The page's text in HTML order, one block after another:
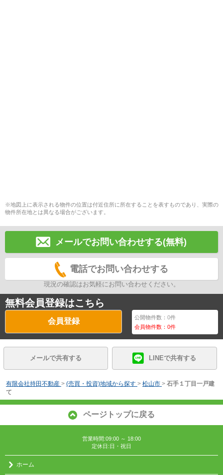
※地図上に表示される物件の位置は付近住所に所在することを表すものであり、実際の
物件所在地とは異なる場合がございます。
メールでお問い合わせする(無料)
電話でお問い合わせする
現況の確認はお気軽にお問い合わせください。
無料会員登録はこちら
会員登録 公開物件数：0件
会員物件数：0件
メールで共有する LINEで共有する
有限会社持田不動産 > (売買・投資)地域から探す > 松山市 > 石手１丁目一戸建
て
ページトップに戻る
営業時間:09:00 ～ 18:00
定休日:日・祝日
ホーム